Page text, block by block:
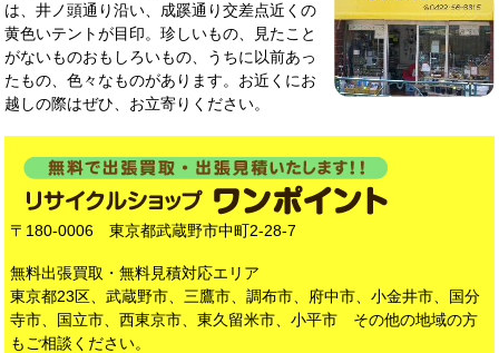
荷しました！
2026/7/24
【新入荷】
【武蔵野市】Rinnai リンナイ 都市ガス用ガステーブル
KG35NGRL 入荷しました！
2026/7/22【新入荷】
【練馬区】TOSHIBA 東芝 3合IH炊飯器 RC-5XN 入荷しました！
2026/7/20【新入荷】
【杉並区】Rinnai リンナイ 都市ガス用ガステーブル KG35NBKR
2026/7/18【新入荷】
【小金井市】 BRIDESTONE ブリヂストン 27インチ クロスバイク
TB-486 入荷しました！
は、井ノ頭通り沿い、成蹊通り交差点近くの
黄色いテントが目印。珍しいもの、見たこと
がないものおもしろいもの、うちに以前あっ
たもの、色々なものがあります。お近くにお
越しの際はぜひ、お立寄りください。
〒180-0006 東京都武蔵野市中町2-28-7
無料出張買取・無料見積対応エリア
東京都23区、武蔵野市、三鷹市、調布市、府中市、小金井市、国分
寺市、国立市、西東京市、東久留米市、小平市 その他の地域の方
もご相談ください。